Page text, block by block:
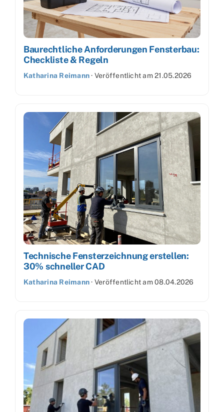
Baurechtliche Anforderungen Fensterbau:
Checkliste & Regeln
Katharina Reimann· Veröffentlicht am21.05.2026
Technische Fensterzeichnung erstellen:
30% schneller CAD
Katharina Reimann· Veröffentlicht am08.04.2026